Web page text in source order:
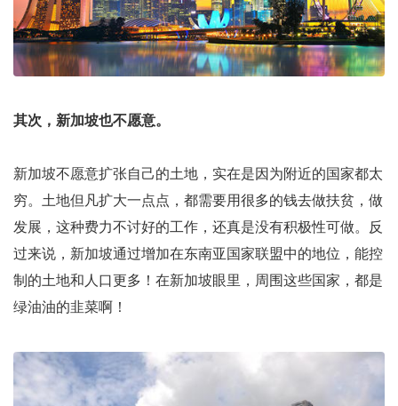
其次，新加坡也不愿意。
新加坡不愿意扩张自己的土地，实在是因为附近的国家都太
穷。土地但凡扩大一点点，都需要用很多的钱去做扶贫，做
发展，这种费力不讨好的工作，还真是没有积极性可做。反
过来说，新加坡通过增加在东南亚国家联盟中的地位，能控
制的土地和人口更多！在新加坡眼里，周围这些国家，都是
绿油油的韭菜啊！